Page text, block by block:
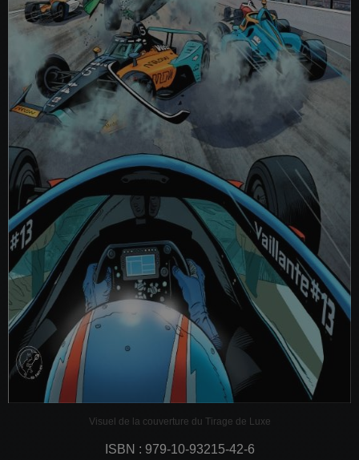
Visuel de la couverture du Tirage de Luxe
ISBN : 979-10-93215-42-6